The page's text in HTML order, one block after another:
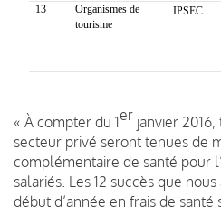
13
Organismes de
tourisme
IPSEC
« À compter du 1er janvier
secteur privé seront tenues de
complémentaire de santé pour
salariés. Les 12 succès que
début d’année en frais de